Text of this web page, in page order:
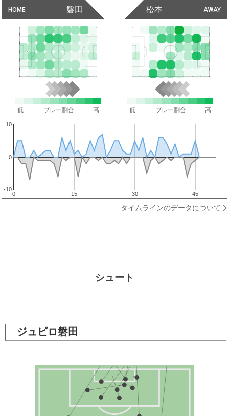
HOME 磐田 AWAY
松本
低 プレー割合 高 低 プレー割合 高
0 15 30 45
-10
0
10
タイムラインのデータについて
シュート
ジュビロ磐田